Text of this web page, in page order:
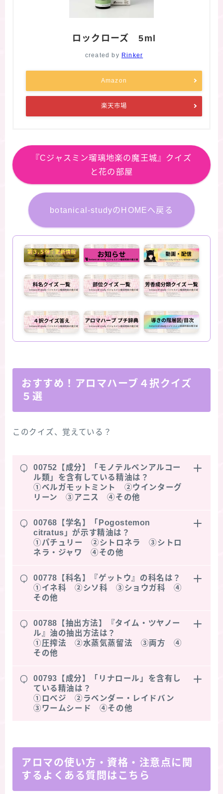
ロックローズ 5ml
created by Rinker
Amazon
楽天市場
『Cジャスミン瑠璃地楽の魔王城』クイズ
と花の部屋
botanical-studyのHOMEへ戻る
おすすめ！アロマハーブ４択クイズ
５選
このクイズ、覚えている？
Q
00752【成分】「モノテルペンアルコー
ル類」を含有している精油は？
①ベルガモットミント ②ウインターグ
リーン ③アニス ④その他
Q
00768【学名】「Pogostemon
citratus」が示す精油は？
①パチュリー ②シトロネラ ③シトロ
ネラ・ジャワ ④その他
Q
00778【科名】『ゲットウ』の科名は？
①イネ科 ②シソ科 ③ショウガ科 ④
その他
Q
00788【抽出方法】『タイム・ツヤノー
ル』油の抽出方法は？
①圧搾法 ②水蒸気蒸留法 ③両方 ④
その他
Q
00793【成分】「リナロール」を含有し
ている精油は？
①ロべジ ②ラベンダー・レイドバン
③ワームシード ④その他
アロマの使い方・資格・注意点に関
するよくある質問はこちら